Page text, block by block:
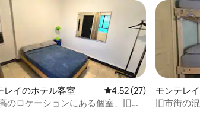
レイのホテル客室 レビュー27件、5つ星
4.52 (27)
のロケーションにある個室、旧市
モンテレ
ルーム
旧市街の